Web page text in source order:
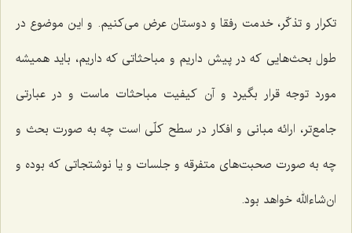
تكرار و تذكّر، خدمت رفقا و دوستان عرض می‌كنیم. و این موضوع در
طول بحث‌هایی كه در پیش داریم و مباحثاتی كه داریم، باید همیشه
مورد توجه قرار بگیرد و آن كیفیت مباحثات ماست و در عبارتی
جامع‌تر، ارائه مبانی و افكار در سطح كلّی است چه به صورت بحث و
چه به صورت صحبت‌های متفرقه و جلسات و یا نوشتجاتی كه بوده و
ان‌شاءالله خواهد بود.